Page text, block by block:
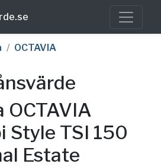
OCTAVIA
OCTAVIA
Style TSI 150
Estate